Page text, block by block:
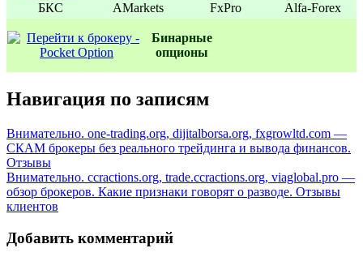
БКС AMarkets FxPro Alfa-Forex
Бинаpные
oпционы
Навигация по записям
Внимательно. one-trading.org, dijitalborsa.org, fxgrowltd.com —
СКАМ брокеры без реального трейдинга и вывода финансов.
Отзывы
Внимательно. ccractions.org, trade.ccractions.org, viaglobal.pro —
обзор брокеров. Какие признаки говорят о разводе. Отзывы
клиентов
Добавить комментарий